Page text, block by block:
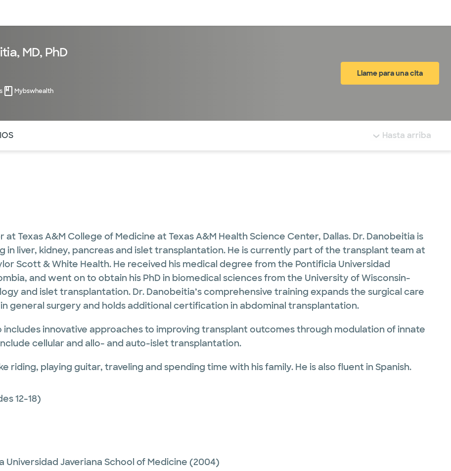
MD, PhD
Mybswhealth
Llame para una cita
Hasta arriba
Texas A&M College of Medicine at Texas A&M Health Science Center, Dallas. Dr. Danobeitia is
in liver, kidney, pancreas and islet transplantation. He is currently part of the transplant team at
Scott & White Health. He received his medical degree from the Pontificia Universidad
and went on to obtain his PhD in biomedical sciences from the University of Wisconsin-
and islet transplantation. Dr. Danobeitia’s comprehensive training expands the surgical care
general surgery and holds additional certification in abdominal transplantation.
includes innovative approaches to improving transplant outcomes through modulation of innate
cellular and allo- and auto-islet transplantation.
riding, playing guitar, traveling and spending time with his family. He is also fluent in Spanish.
12-18)
Universidad Javeriana School of Medicine (2004)